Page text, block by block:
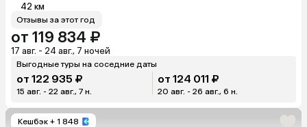
42 км
Отзывы за этот год
от 119 834 ₽
17 авг. - 24 авг., 7 ночей
Выгодные туры на соседние даты
от 122 935 ₽
15 авг. - 22 авг., 7 н.
от 124 011 ₽
20 авг. - 26 авг., 6 н.
Кешбэк + 1 848